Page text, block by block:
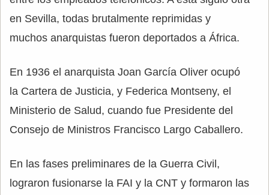
en Sevilla, todas brutalmente reprimidas y
muchos anarquistas fueron deportados a África.
En 1936 el anarquista Joan García Oliver ocupó
la Cartera de Justicia, y Federica Montseny, el
Ministerio de Salud, cuando fue Presidente del
Consejo de Ministros Francisco Largo Caballero.
En las fases preliminares de la Guerra Civil,
lograron fusionarse la FAI y la CNT y formaron las